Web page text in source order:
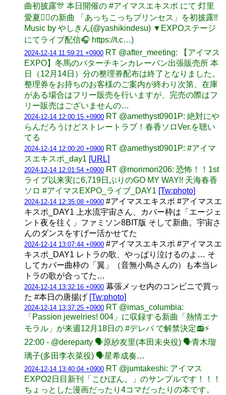
曲初披露🎊 本日開催の #アイマスエキスポ にて 灯里
愛夏❤️‍🔥の新曲 「あっちこっちプリンセス」を初披露‼️
Music by やしきん(@yashikindesu) ▼EXPOステージ
にてライブ配信🎧 https://t.c…)
2024-12-14 11:59:21 +0900 RT @after_meeting: 【アイマス
EXPO】冬馬のバターチキンカレーパン出張販売所 本
日（12月14日）分の整理券配布は終了となりました。
整理券をお持ちのお客様のご案内が終わり次第、在庫
がある場合はフリー販売を行いますが、完売の際はフ
リー販売はございませんの…
2024-12-14 12:00:15 +0900 RT @amethyst0901P: 絶対にや
らんだろうけどストレートラブ！春香ソロVer.を聴い
てる
2024-12-14 12:00:20 +0900 RT @amethyst0901P: #アイマ
スエキスポ_day1 [URL]
2024-12-14 12:01:54 +0900 RT @morimori206: 恐怖！！1st
ライブ以来実に6,719日ぶりのGO MY WAY!! 天海春香
ソロ #アイマスEXPO_ライブ_DAY1 [Tw:photo]
2024-12-14 12:35:08 +0900 #アイマスエキスポ #アイマスエ
キスポ_DAY1 上水流宇宙さん、カバー枠は「エージェ
ント夜を往く」ファミソン8BIT版 そして新曲。宇宙さ
んのダンスをすげー活かせてた
2024-12-14 13:07:44 +0900 #アイマスエキスポ #アイマスエ
キスポ_DAY1 レトラの歌、やっぱり泣けるのよ… そ
してカバー曲枠の「翼」（音無小鳥さんの）も本当レ
トラの歌が合ってた…
2024-12-14 13:32:16 +0900 幕張メッセ内のコンビニで買っ
た #本日の唐揚げ [Tw:photo]
2024-12-14 13:37:25 +0900 RT @imas_columbia:
「Passion jewelries! 004」に収録する新曲「熱情エナ
モラル」が来週12月18日の #デレパ で解禁決定📻⚡
22:00 - @dereparty 🗣️原紗友里(本田未央役) 🗣️青木瑠
璃子(多田李衣菜役) 🗣️星希成奏…
2024-12-14 13:40:04 +0900 RT @jumtakeshi: アイマス
EXPO2日目新刊「こひぼん。」のサンプルです！！！
ちょっとした漫画だったり4コマだったりの本です。